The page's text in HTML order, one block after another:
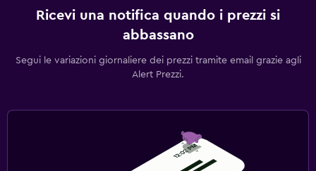
Ricevi una notifica quando i prezzi si
abbassano
Segui le variazioni giornaliere dei prezzi tramite email grazie agli
Alert Prezzi.